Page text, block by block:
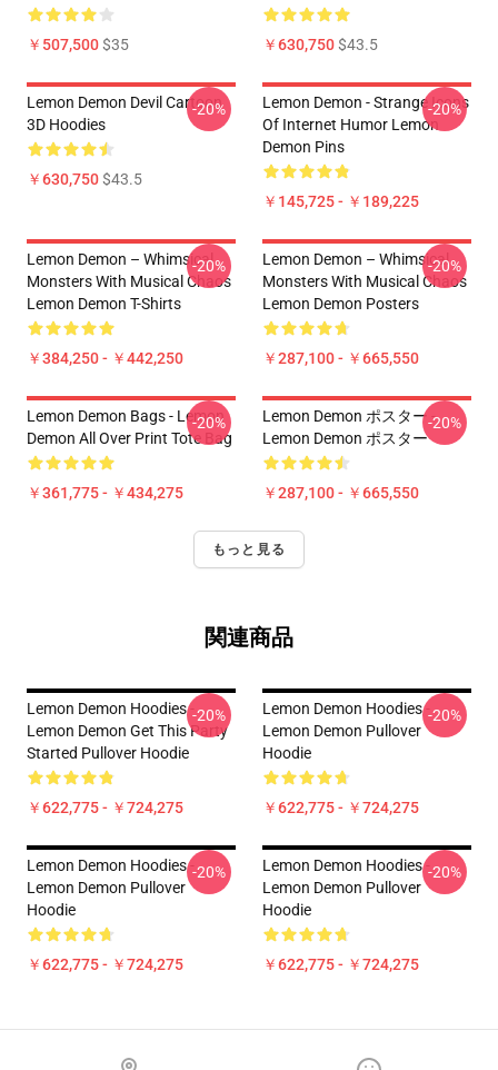
￥507,500$35 ￥630,750$43.5
Lemon Demon Devil Cartoon
3D Hoodies
￥630,750$43.5
-20%
Lemon Demon - Strange Icons
Of Internet Humor Lemon
Demon Pins
￥145,725 - ￥189,225
-20%
Lemon Demon – Whimsical
Monsters With Musical Chaos
Lemon Demon T-Shirts
￥384,250 - ￥442,250
-20%
Lemon Demon – Whimsical
Monsters With Musical Chaos
Lemon Demon Posters
￥287,100 - ￥665,550
-20%
Lemon Demon Bags - Lemon
Demon All Over Print Tote Bag
￥361,775 - ￥434,275
-20%
Lemon Demon ポスター -
Lemon Demon ポスター
￥287,100 - ￥665,550
-20%
もっと見る
関連商品
Lemon Demon Hoodies -
Lemon Demon Get This Party
Started Pullover Hoodie
￥622,775 - ￥724,275
-20%
Lemon Demon Hoodies -
Lemon Demon Pullover
Hoodie
￥622,775 - ￥724,275
-20%
Lemon Demon Hoodies -
Lemon Demon Pullover
Hoodie
￥622,775 - ￥724,275
-20%
Lemon Demon Hoodies -
Lemon Demon Pullover
Hoodie
￥622,775 - ￥724,275
-20%